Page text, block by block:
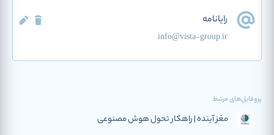
رایانامه
info@vista-group.ir
پروفایل‌های مرتبط
مغز آینده | راهکار تحول هوش مصنوعی